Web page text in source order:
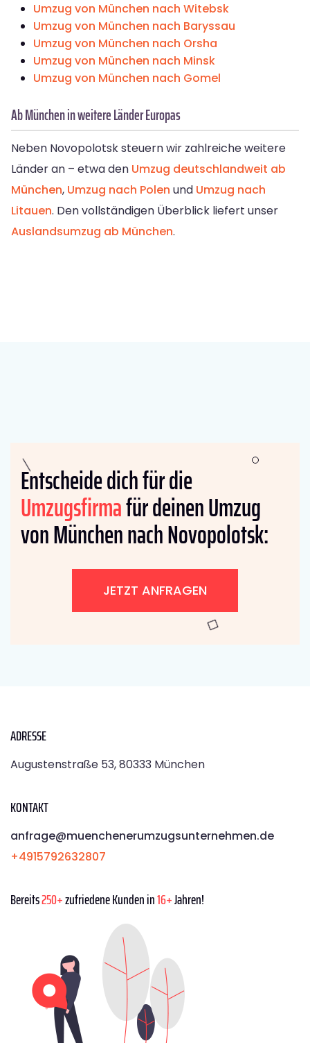
Umzug von München nach Witebsk
Umzug von München nach Baryssau
Umzug von München nach Orsha
Umzug von München nach Minsk
Umzug von München nach Gomel
Ab München in weitere Länder Europas
Neben Novopolotsk steuern wir zahlreiche weitere
Länder an – etwa den Umzug deutschlandweit ab
München, Umzug nach Polen und Umzug nach
Litauen. Den vollständigen Überblick liefert unser
Auslandsumzug ab München.
Entscheide dich für die
Umzugsfirmafür deinen Umzug
von München nach Novopolotsk:
JETZT ANFRAGEN
ADRESSE
Augustenstraße 53, 80333 München
KONTAKT
anfrage@muenchenerumzugsunternehmen.de
+4915792632807
Bereits250+zufriedene Kunden in16+Jahren!